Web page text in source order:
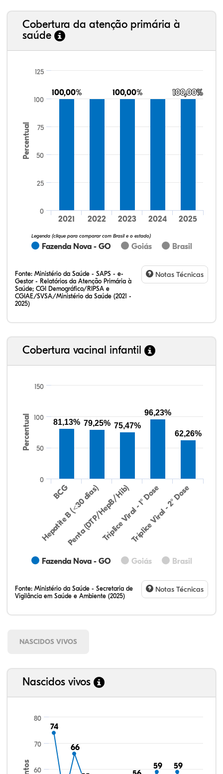
Cobertura da atenção primária à
saúde
Percentual
100,00%
100,00% 100,00%
100,00% 100,00%
100,00%
Fazenda Nova - GO Goiás Brasil
Legenda (clique para comparar com Brasil e o estado)
2021 2022 2023 2024 2025
0
25
50
75
100
125
Fonte: Ministério da Saúde - SAPS - e-
Gestor - Relatórios da Atenção Primária à
Saúde; CGI Demográfico/RIPSA e
CGIAE/SVSA/Ministério da Saúde (2021 -
2025)
Notas Técnicas
Cobertura vacinal infantil
Percentual
Fazenda Nova - GO Goiás Brasil
BCG
Hepatite B (<30 dias)
Penta (DTP/HepB/Hib)Tríplice Viral - 1° Dose
Tríplice Viral - 2° Dose
0
50
100
150
81,13% 79,25% 75,47%
96,23%
62,26%
Fonte: Ministério da Saúde - Secretaria de
Vigilância em Saúde e Ambiente (2025)
Notas Técnicas
NASCIDOS VIVOS
Nascidos vivos
74
74
66
66
59
59 59
59
60
70
80